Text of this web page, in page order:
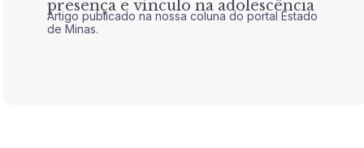
presença e vínculo na adolescência
Artigo publicado na nossa coluna do portal Estado
de Minas.